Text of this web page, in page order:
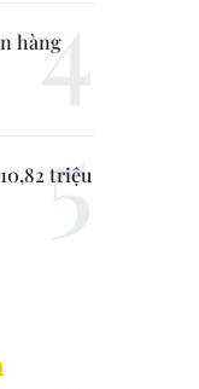
hàng
triệu